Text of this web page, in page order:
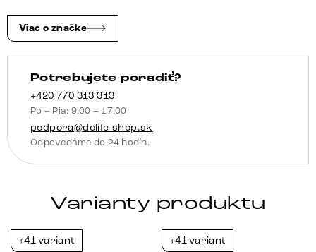
tenká
podstava
plochý
titánová
farba
vrecková
pružina
Viac o značke
Potrebujete poradiť?
+420 770 313 313
Po – Pia: 9:00 – 17:00
podpora@delife-shop.sk
Odpovedáme do 24 hodín.
Varianty produktu
+41 variant +41 variant